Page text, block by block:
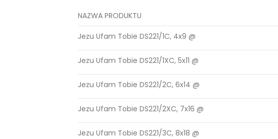
Elementy
grupowanych
NAZWA PRODUKTU
Jezu Ufam Tobie DS221/1C, 4x9 @
Jezu Ufam Tobie DS221/1XC, 5x11 @
Jezu Ufam Tobie DS221/2C, 6x14 @
Jezu Ufam Tobie DS221/2XC, 7x16 @
Jezu Ufam Tobie DS221/3C, 8x18 @